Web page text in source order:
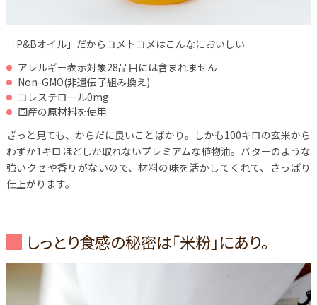
「P&Bオイル」だからコメトコメはこんなにおいしい
アレルギー表示対象28品目には含まれません
Non-GMO(非遺伝子組み換え)
コレステロール0mg
国産の原材料を使用
ざっと見ても、からだに良いことばかり。しかも100キロの玄米から
わずか1キロほどしか取れないプレミアムな植物油。バターのような
強いクセや香りがないので、材料の味を活かしてくれて、さっぱり
仕上がります。
しっとり食感の秘密は「米粉」にあり。